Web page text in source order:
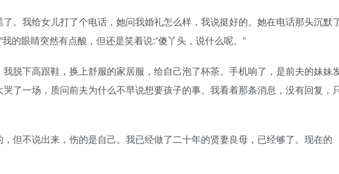
我给女儿打了个电话，她问我婚礼怎么样，我说挺好的。她在电话那头沉默
的眼睛突然有点酸，但还是笑着说:”傻丫头，说什么呢。”
下高跟鞋，换上舒服的家居服，给自己泡了杯茶。手机响了，是前夫的妹妹
了一场，质问前夫为什么不早说想要孩子的事。我看着那条消息，没有回复，
不说出来，伤的是自己。我已经做了二十年的贤妻良母，已经够了。现在的